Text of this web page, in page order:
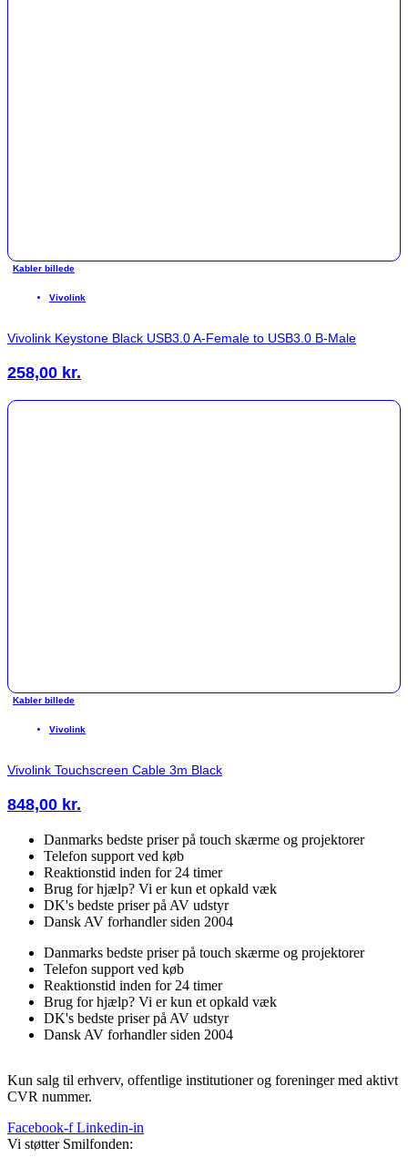
Kabler billede
Vivolink
Vivolink Keystone Black USB3.0 A-Female to USB3.0 B-Male
258,00 kr.
Kabler billede
Vivolink
Vivolink Touchscreen Cable 3m Black
848,00 kr.
Danmarks bedste priser på touch skærme og projektorer
Telefon support ved køb
Reaktionstid inden for 24 timer
Brug for hjælp? Vi er kun et opkald væk
DK's bedste priser på AV udstyr
Dansk AV forhandler siden 2004
Danmarks bedste priser på touch skærme og projektorer
Telefon support ved køb
Reaktionstid inden for 24 timer
Brug for hjælp? Vi er kun et opkald væk
DK's bedste priser på AV udstyr
Dansk AV forhandler siden 2004
Kun salg til erhverv, offentlige institutioner og foreninger med aktivt
CVR nummer.
Facebook-f Linkedin-in
Vi støtter Smilfonden: